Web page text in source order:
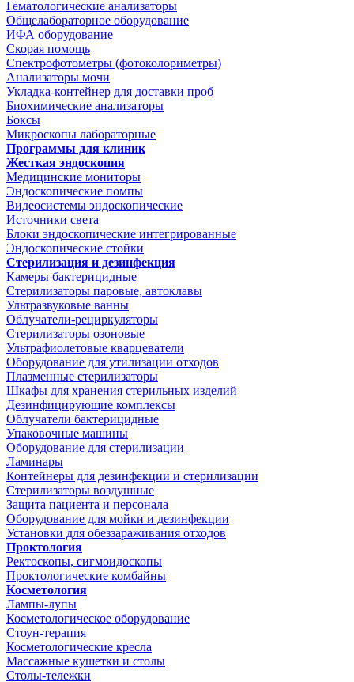
Гематологические анализаторы
Общелабораторное оборудование
ИФА оборудование
Скорая помощь
Спектрофотометры (фотоколориметры)
Анализаторы мочи
Укладка-контейнер для доставки проб
Биохимические анализаторы
Боксы
Микроскопы лабораторные
Программы для клиник
Жесткая эндоскопия
Медицинские мониторы
Эндоскопические помпы
Видеосистемы эндоскопические
Источники света
Блоки эндоскопические интегрированные
Эндоскопические стойки
Стерилизация и дезинфекция
Камеры бактерицидные
Стерилизаторы паровые, автоклавы
Ультразвуковые ванны
Облучатели-рециркуляторы
Стерилизаторы озоновые
Ультрафиолетовые кварцеватели
Оборудование для утилизации отходов
Плазменные стерилизаторы
Шкафы для хранения стерильных изделий
Дезинфицирующие комплексы
Облучатели бактерицидные
Упаковочные машины
Оборудование для стерилизации
Ламинары
Контейнеры для дезинфекции и стерилизации
Стерилизаторы воздушные
Защита пациента и персонала
Оборудование для мойки и дезинфекции
Установки для обеззараживания отходов
Проктология
Ректоскопы, сигмоидоскопы
Проктологические комбайны
Косметология
Лампы-лупы
Косметологическое оборудование
Стоун-терапия
Косметологические кресла
Массажные кушетки и столы
Столы-тележки